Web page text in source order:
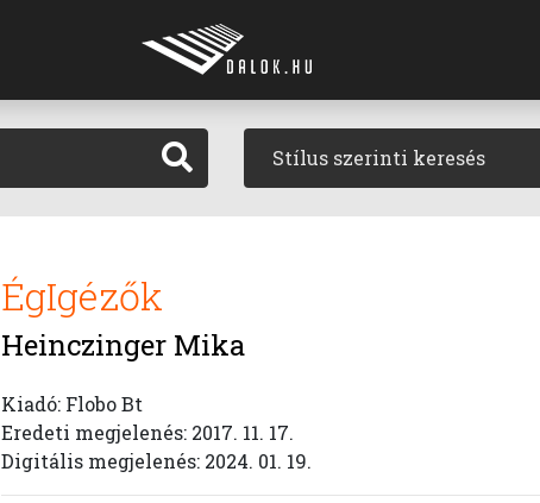
Stílus szerinti keresés
ÉgIgézők
Heinczinger Mika
Kiadó: Flobo Bt
Eredeti megjelenés: 2017. 11. 17.
Digitális megjelenés: 2024. 01. 19.